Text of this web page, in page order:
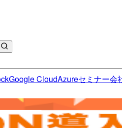
Google CloudAzureセミナー会